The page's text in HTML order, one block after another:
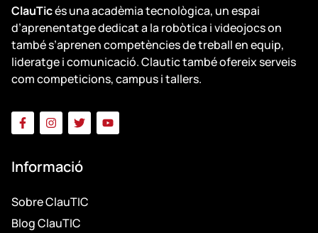
ClauTicés una acadèmia tecnològica, un espai
d’aprenentatge dedicat a la robòtica i videojocs on
també s’aprenen competències de treball en equip,
lideratge i comunicació. Clautic també ofereix serveis
com competicions, campus i tallers.
Informació
Sobre ClauTIC
Blog ClauTIC